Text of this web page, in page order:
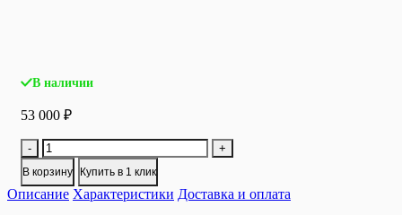
В наличии
53 000 ₽
-
Количество
товара
Сенсорный
POS-
+
В корзину Купить в 1 клик
Описание Характеристики Доставка и оплата